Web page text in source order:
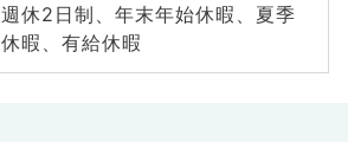
週休2日制、年末年始休暇、夏季
休暇、有給休暇